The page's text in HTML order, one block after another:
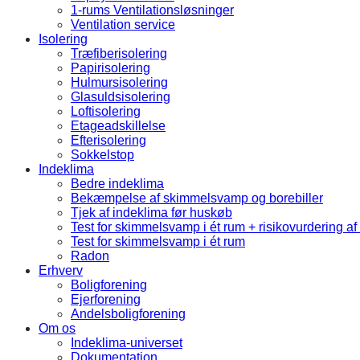
1-rums Ventilationsløsninger
Ventilation service
Isolering
Træfiberisolering
Papirisolering
Hulmursisolering
Glasuldsisolering
Loftisolering
Etageadskillelse
Efterisolering
Sokkelstop
Indeklima
Bedre indeklima
Bekæmpelse af skimmelsvamp og borebiller
Tjek af indeklima før huskøb
Test for skimmelsvamp i ét rum + risikovurdering
Test for skimmelsvamp i ét rum
Radon
Erhverv
Boligforening
Ejerforening
Andelsboligforening
Om os
Indeklima-universet
Dokumentation